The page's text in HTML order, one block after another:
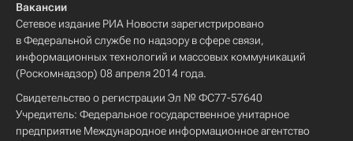
Вакансии
Сетевое издание РИА Новости зарегистрировано
в Федеральной службе по надзору в сфере связи,
информационных технологий и массовых коммуникаций
(Роскомнадзор) 08 апреля 2014 года.
Свидетельство о регистрации Эл № ФС77-57640
Учредитель: Федеральное государственное унитарное
предприятие Международное информационное агентство